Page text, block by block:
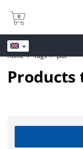
0
0
Home Tags plat
Products